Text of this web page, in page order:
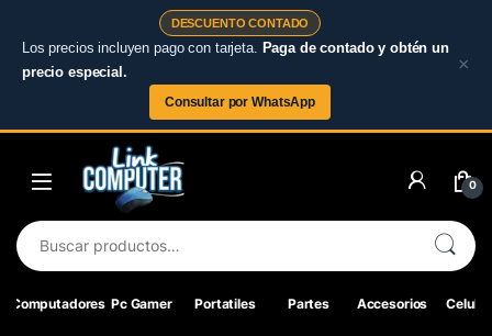
DESCUENTO CONTADO
Los precios incluyen pago con tarjeta. Paga de contado y obtén un
precio especial.
Consultar por WhatsApp
×
Skip to navigation
0
Buscar por:
Computadores Pc Gamer Portatiles Partes Accesorios